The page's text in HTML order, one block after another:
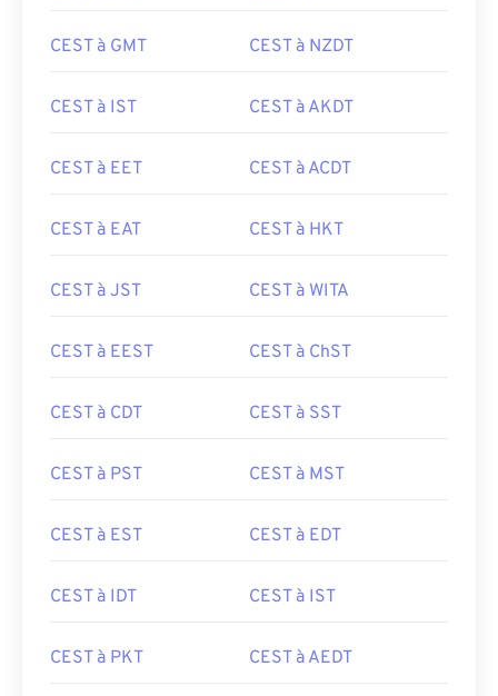
CEST à GMT CEST à NZDT
CEST à IST CEST à AKDT
CEST à EET CEST à ACDT
CEST à EAT CEST à HKT
CEST à JST CEST à WITA
CEST à EEST CEST à ChST
CEST à CDT CEST à SST
CEST à PST CEST à MST
CEST à EST CEST à EDT
CEST à IDT CEST à IST
CEST à PKT CEST à AEDT